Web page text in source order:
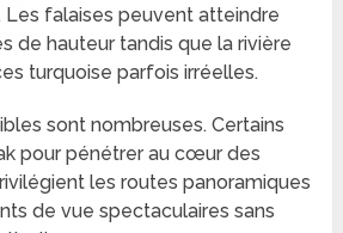
Les falaises peuvent atteindre
de hauteur tandis que la rivière
turquoise parfois irréelles.
sont nombreuses. Certains
pour pénétrer au cœur des
les routes panoramiques
de vue spectaculaires sans